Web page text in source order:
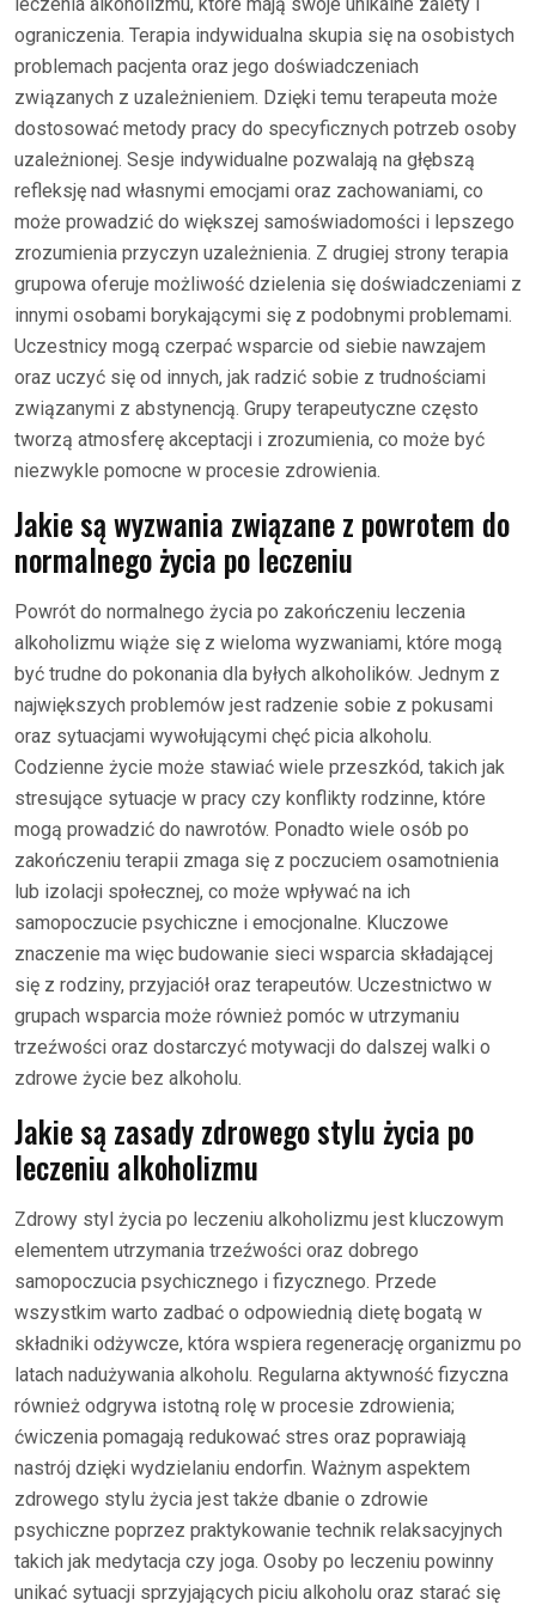
ograniczenia. Terapia indywidualna skupia się na osobistych
problemach pacjenta oraz jego doświadczeniach
związanych z uzależnieniem. Dzięki temu terapeuta może
dostosować metody pracy do specyficznych potrzeb osoby
uzależnionej. Sesje indywidualne pozwalają na głębszą
refleksję nad własnymi emocjami oraz zachowaniami, co
może prowadzić do większej samoświadomości i lepszego
zrozumienia przyczyn uzależnienia. Z drugiej strony terapia
grupowa oferuje możliwość dzielenia się doświadczeniami z
innymi osobami borykającymi się z podobnymi problemami.
Uczestnicy mogą czerpać wsparcie od siebie nawzajem
oraz uczyć się od innych, jak radzić sobie z trudnościami
związanymi z abstynencją. Grupy terapeutyczne często
tworzą atmosferę akceptacji i zrozumienia, co może być
niezwykle pomocne w procesie zdrowienia.
Jakie są wyzwania związane z powrotem do
normalnego życia po leczeniu
Powrót do normalnego życia po zakończeniu leczenia
alkoholizmu wiąże się z wieloma wyzwaniami, które mogą
być trudne do pokonania dla byłych alkoholików. Jednym z
największych problemów jest radzenie sobie z pokusami
oraz sytuacjami wywołującymi chęć picia alkoholu.
Codzienne życie może stawiać wiele przeszkód, takich jak
stresujące sytuacje w pracy czy konflikty rodzinne, które
mogą prowadzić do nawrotów. Ponadto wiele osób po
zakończeniu terapii zmaga się z poczuciem osamotnienia
lub izolacji społecznej, co może wpływać na ich
samopoczucie psychiczne i emocjonalne. Kluczowe
znaczenie ma więc budowanie sieci wsparcia składającej
się z rodziny, przyjaciół oraz terapeutów. Uczestnictwo w
grupach wsparcia może również pomóc w utrzymaniu
trzeźwości oraz dostarczyć motywacji do dalszej walki o
zdrowe życie bez alkoholu.
Jakie są zasady zdrowego stylu życia po
leczeniu alkoholizmu
Zdrowy styl życia po leczeniu alkoholizmu jest kluczowym
elementem utrzymania trzeźwości oraz dobrego
samopoczucia psychicznego i fizycznego. Przede
wszystkim warto zadbać o odpowiednią dietę bogatą w
składniki odżywcze, która wspiera regenerację organizmu po
latach nadużywania alkoholu. Regularna aktywność fizyczna
również odgrywa istotną rolę w procesie zdrowienia;
ćwiczenia pomagają redukować stres oraz poprawiają
nastrój dzięki wydzielaniu endorfin. Ważnym aspektem
zdrowego stylu życia jest także dbanie o zdrowie
psychiczne poprzez praktykowanie technik relaksacyjnych
takich jak medytacja czy joga. Osoby po leczeniu powinny
unikać sytuacji sprzyjających piciu alkoholu oraz starać się